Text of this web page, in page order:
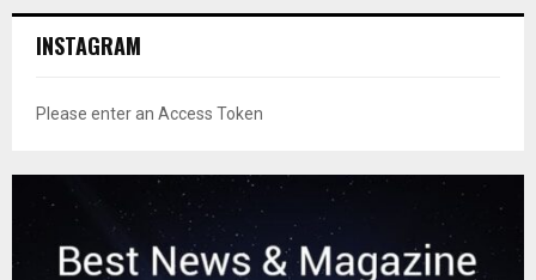
INSTAGRAM
Please enter an Access Token